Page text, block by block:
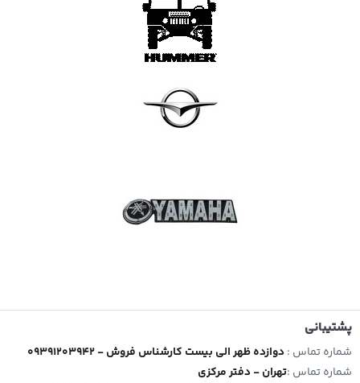
پشتیبانی
شماره تماس : 09391203942 - دوازده ظهر الی بیست کارشناس فروش
شماره تماس :تهران - دفتر مرکزی